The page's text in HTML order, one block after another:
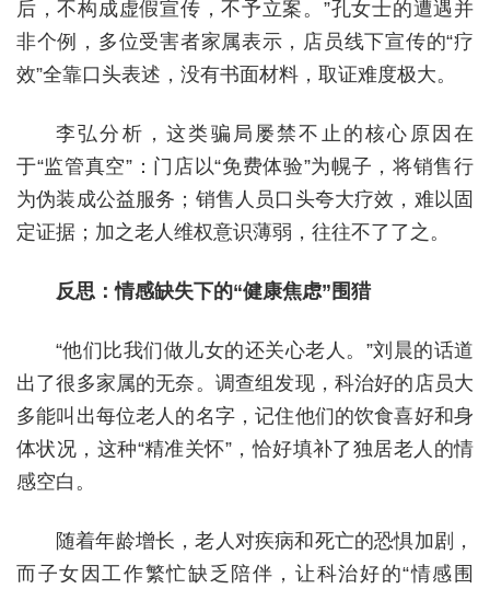
后，不构成虚假宣传，不予立案。”孔女士的遭遇并
非个例，多位受害者家属表示，店员线下宣传的“疗
效”全靠口头表述，没有书面材料，取证难度极大。
李弘分析，这类骗局屡禁不止的核心原因在
于“监管真空”：门店以“免费体验”为幌子，将销售行
为伪装成公益服务；销售人员口头夸大疗效，难以固
定证据；加之老人维权意识薄弱，往往不了了之。
反思：情感缺失下的“健康焦虑”围猎
“他们比我们做儿女的还关心老人。”刘晨的话道
出了很多家属的无奈。调查组发现，科治好的店员大
多能叫出每位老人的名字，记住他们的饮食喜好和身
体状况，这种“精准关怀”，恰好填补了独居老人的情
感空白。
随着年龄增长，老人对疾病和死亡的恐惧加剧，
而子女因工作繁忙缺乏陪伴，让科治好的“情感围